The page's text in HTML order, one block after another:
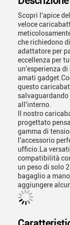
Scopri l'apice
veloce
che richiedono
adattatore per
eccellenza per
un'esperienza
amati
questo
all'interno.
Il nostro
progettato
gamma di
l'accessorio
ufficio.La
compatibilità
un peso di solo
bagaglio a
aggiungere